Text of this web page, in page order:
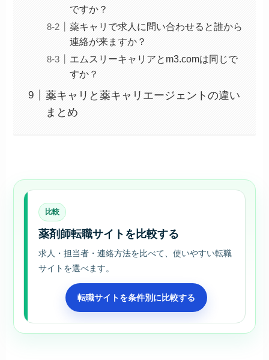
ですか？
薬キャリで求人に問い合わせると誰から
連絡が来ますか？
エムスリーキャリアとm3.comは同じで
すか？
薬キャリと薬キャリエージェントの違い
まとめ
比較
薬剤師転職サイトを比較する
求人・担当者・連絡方法を比べて、使いやすい転職
サイトを選べます。
転職サイトを条件別に比較する